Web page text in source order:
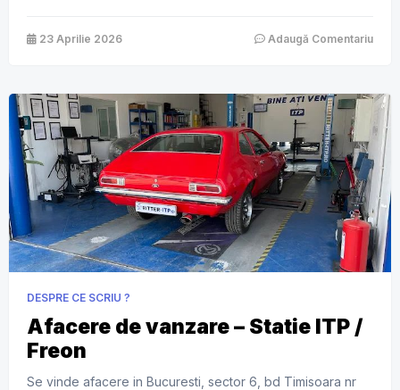
Periodică (ITP). De cele mai multe ori, vizita la stația […]
23 Aprilie 2026 Adaugă Comentariu
DESPRE CE SCRIU ?
Afacere de vanzare – Statie ITP /
Freon
Se vinde afacere in Bucuresti, sector 6, bd Timisoara nr